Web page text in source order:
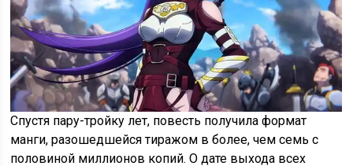
Спустя пару-тройку лет, повесть получила формат
манги, разошедшейся тиражом в более, чем семь с
половиной миллионов копий. О дате выхода всех